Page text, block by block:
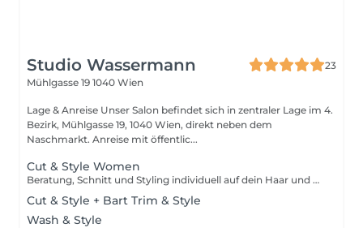
Studio Wassermann
23
Mühlgasse 19 1040 Wien
Lage & Anreise Unser Salon befindet sich in zentraler Lage im 4.
Bezirk, Mühlgasse 19, 1040 Wien, direkt neben dem
Naschmarkt. Anreise mit öffentlic...
Cut & Style Women
Beratung, Schnitt und Styling individuell auf dein Haar und deine Wünsche abgestimmt. Die Kategorien S, M und L richten sich nach dem tatsächlichen Zeitaufwand, nicht nur nach deiner Haarlänge. Im Zweifelsfall wähle bitte M.
Cut & Style + Bart Trim & Style
Wash & Style